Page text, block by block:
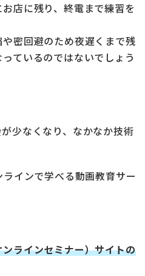
店に残り、終電まで練習を
密回避のため夜遅くまで残
ているのではないでしょう
少なくなり、なかなか技術
インで学べる動画教育サー
ラインセミナー）サイトの